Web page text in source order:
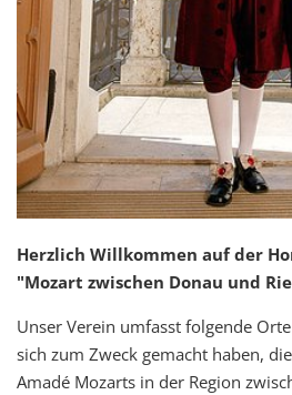
Herzlich Willkommen auf der
"Mozart zwischen Donau und
Unser Verein umfasst folgende
sich zum Zweck gemacht haben,
Amadé Mozarts in der Region